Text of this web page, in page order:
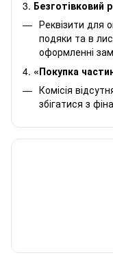
3. Безготівковий
Реквізити для
подяки та в
оформленні
4. «Покупка
Комісія
збігатися з